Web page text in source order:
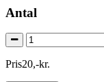
Antal
Pris20,-kr.